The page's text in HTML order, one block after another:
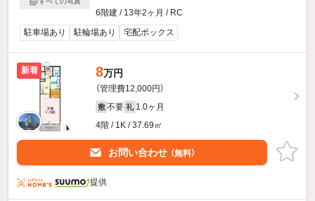
6階建 / 13年2ヶ月 / RC
駐車場あり
駐輪場あり 宅配ボックス
新着 8万円
（管理費12,000円）
敷 不要 礼 1.0ヶ月
4階 / 1K / 37.69㎡
お問い合わせ （無料）
提供